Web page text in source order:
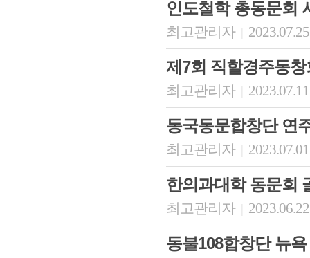
인도철학 총동문회
최고관리자
제7회 직할경주동
최고관리자
동국동문합창단 연
최고관리자
한의과대학 동문회
최고관리자
동불108합창단 뉴